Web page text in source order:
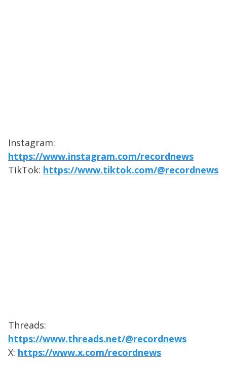
Instagram:
https://www.instagram.com/recordnews
TikTok: https://www.tiktok.com/@recordnews
Threads:
https://www.threads.net/@recordnews
X: https://www.x.com/recordnews